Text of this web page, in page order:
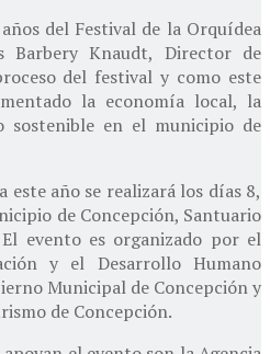
del Festival de la Orquídea
Barbery Knaudt, Director de
del festival y como este
la economía local, la
sostenible en el municipio de
este año se realizará los días 8,
de Concepción, Santuario
evento es organizado por el
y el Desarrollo Humano
Municipal de Concepción y
de Concepción.